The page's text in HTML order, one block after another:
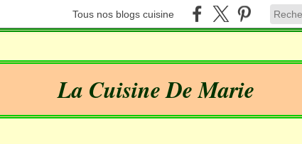
Tous nos blogs cuisine
La Cuisine De Marie